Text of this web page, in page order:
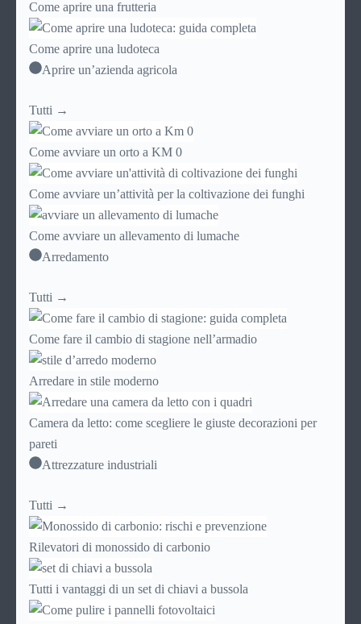
Come aprire una frutteria
Come aprire una ludoteca
Aprire un’azienda agricola
Tutti →
Come avviare un orto a KM 0
Come avviare un’attività per la coltivazione dei funghi
Come avviare un allevamento di lumache
Arredamento
Tutti →
Come fare il cambio di stagione nell’armadio
Arredare in stile moderno
Camera da letto: come scegliere le giuste decorazioni per
pareti
Attrezzature industriali
Tutti →
Rilevatori di monossido di carbonio
Tutti i vantaggi di un set di chiavi a bussola